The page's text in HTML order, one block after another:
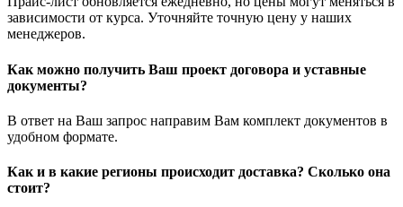
зависимости от курса. Уточняйте точную цену у наших
менеджеров.
Как можно получить Ваш проект договора и уставные
документы?
В ответ на Ваш запрос направим Вам комплект документов в
удобном формате.
Как и в какие регионы происходит доставка? Сколько она
стоит?